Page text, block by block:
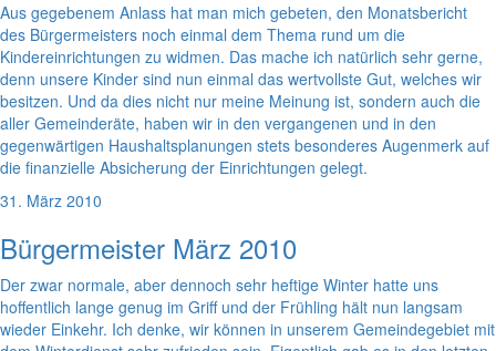
Aus gegebenem Anlass hat man mich gebeten, den Monatsbericht
des Bürgermeisters noch einmal dem Thema rund um die
Kindereinrichtungen zu widmen. Das mache ich natürlich sehr gerne,
denn unsere Kinder sind nun einmal das wertvollste Gut, welches wir
besitzen. Und da dies nicht nur meine Meinung ist, sondern auch die
aller Gemeinderäte, haben wir in den vergangenen und in den
gegenwärtigen Haushaltsplanungen stets besonderes Augenmerk auf
die finanzielle Absicherung der Einrichtungen gelegt.
31. März 2010
Bürgermeister März 2010
Der zwar normale, aber dennoch sehr heftige Winter hatte uns
hoffentlich lange genug im Griff und der Frühling hält nun langsam
wieder Einkehr. Ich denke, wir können in unserem Gemeindegebiet mit